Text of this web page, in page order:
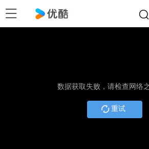
数据获取失败，请检查网络
重试